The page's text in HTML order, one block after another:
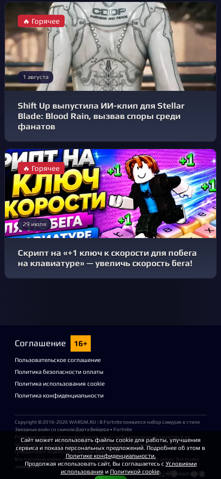
🔥 Горячее
1 августа
Shift Up выпустила ИИ-клип для Stellar
Blade: Blood Rain, вызвав споры среди
фанатов
🔥 Горячее
29 июля
Скрипт на «+1 ключ к скорости для побега
на клавиатуре» — увеличь скорость бега!
Соглашение 16+
Пользовательское соглашение
Политика безопасности оплаты
Политика использования cookie
Политика конфиденциальности
Copyright © 2016-2026 WARGM.RU | В Fortnite появился набор самурая в стиле
Звездных войн со скином Дарта Вейдера • Fortnite
Размещенная на сайте информация носит информационный характер и не
является публичной офертой, определяемой положениями ч. 2 ст. 437
Гражданского кодекса Российской Федерации.
Все торговые марки и знаки не используются в коммерческих целях. Все права
защищены.
Сайт может использовать файлы cookie для работы, улучшения
сервиса и показа персональных предложений. Подробнее об этом в
Политике конфиденциальности.
Продолжая использовать сайт, Вы соглашаетесь с Условиями
использования и Политикой cookie.